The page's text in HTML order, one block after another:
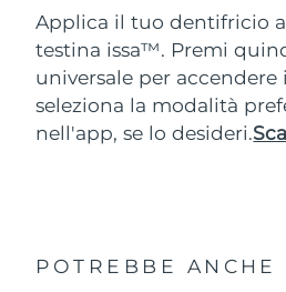
Applica il tuo dentifricio
testina issa™. Premi
universale per accendere
seleziona la modalità
nell'app, se lo desideri.
POTREBBE ANCHE